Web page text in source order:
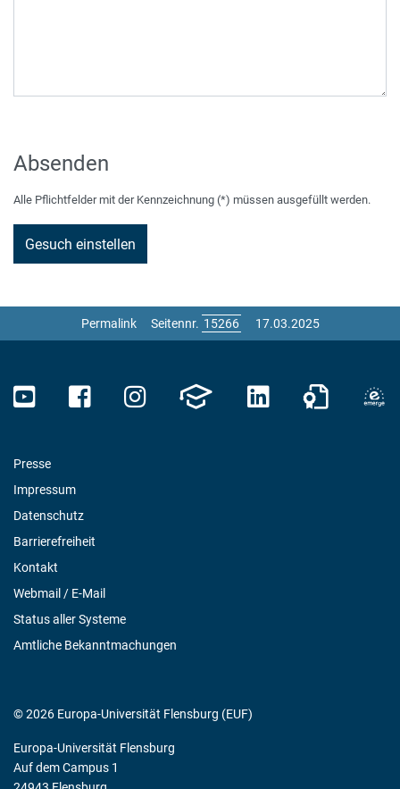
Absenden
Alle Pflichtfelder mit der Kennzeichnung (*) müssen ausgefüllt werden.
Permalink Seitennr. 17.03.2025
Presse
Impressum
Datenschutz
Barrierefreiheit
Kontakt
Webmail / E-Mail
Status aller Systeme
Amtliche Bekanntmachungen
© 2026 Europa-Universität Flensburg (EUF)
Europa-Universität Flensburg
Auf dem Campus 1